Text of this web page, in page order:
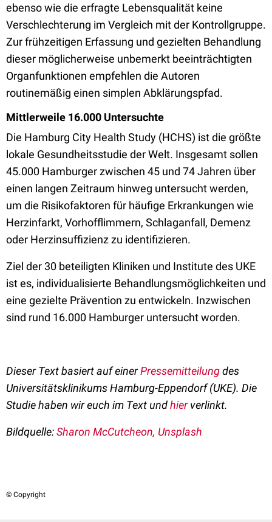
ebenso wie die erfragte Lebensqualität keine
Verschlechterung im Vergleich mit der Kontrollgruppe.
Zur frühzeitigen Erfassung und gezielten Behandlung
dieser möglicherweise unbemerkt beeinträchtigten
Organfunktionen empfehlen die Autoren
routinemäßig einen simplen Abklärungspfad.
Mittlerweile 16.000 Untersuchte
Die Hamburg City Health Study (HCHS) ist die größte
lokale Gesundheitsstudie der Welt. Insgesamt sollen
45.000 Hamburger zwischen 45 und 74 Jahren über
einen langen Zeitraum hinweg untersucht werden,
um die Risikofaktoren für häufige Erkrankungen wie
Herzinfarkt, Vorhofflimmern, Schlaganfall, Demenz
oder Herzinsuffizienz zu identifizieren.
Ziel der 30 beteiligten Kliniken und Institute des UKE
ist es, individualisierte Behandlungsmöglichkeiten und
eine gezielte Prävention zu entwickeln. Inzwischen
sind rund 16.000 Hamburger untersucht worden.
Dieser Text basiert auf einerPressemitteilungdes
Universitätsklinikums Hamburg-Eppendorf (UKE). Die
Studie haben wir euch im Text undhierverlinkt.
Bildquelle:Sharon McCutcheon, Unsplash
© Copyright